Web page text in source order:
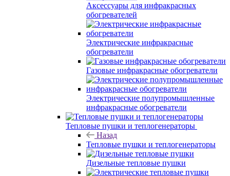
Аксессуары для инфракрасных
обогревателей
Электрические инфракрасные
обогреватели
Газовые инфракрасные обогреватели
Электрические полупромышленные
инфракрасные обогреватели
Тепловые пушки и теплогенераторы
Назад
Тепловые пушки и теплогенераторы
Дизельные тепловые пушки